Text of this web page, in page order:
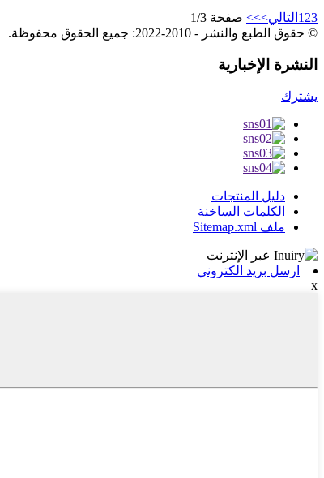
1 23 التالي>>> صفحة 1/3
© حقوق الطبع والنشر - 2010-2022: جميع الحقوق محفوظة.
النشرة الإخبارية
يشترك
دليل المنتجات
الكلمات الساخنة
ملف Sitemap.xml
ارسل بريد الكتروني
x